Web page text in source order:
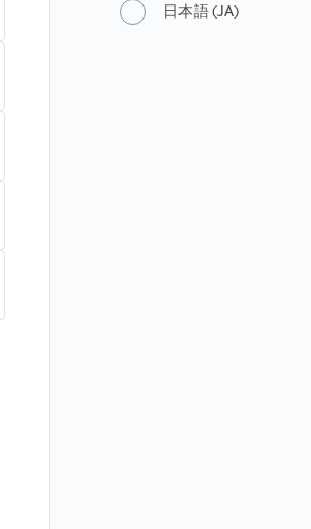
日本語 (JA)